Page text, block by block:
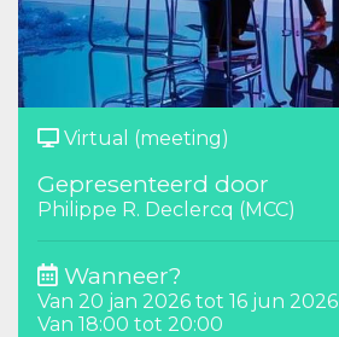
Virtual (meeting)
Gepresenteerd door
Philippe R. Declercq (MCC)
Wanneer?
Van 20 jan 2026 tot 16 jun 2026
Van 18:00 tot 20:00